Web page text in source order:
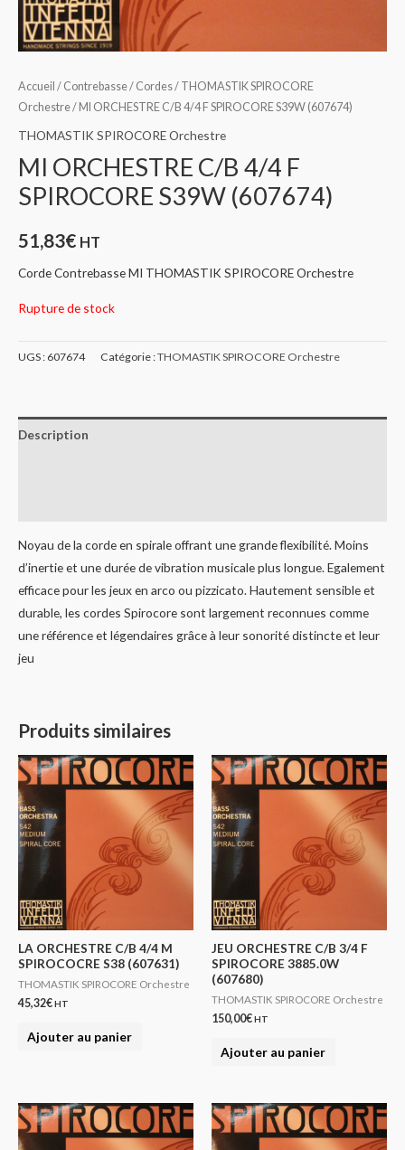
Accueil / Contrebasse/ Cordes/ THOMASTIK SPIROCORE
Orchestre/ MI ORCHESTRE C/B 4/4 F SPIROCORE S39W (607674)
THOMASTIK SPIROCORE Orchestre
MI ORCHESTRE C/B 4/4 F
SPIROCORE S39W (607674)
51,83€ HT
Corde Contrebasse MI THOMASTIK SPIROCORE Orchestre
Rupture de stock
UGS : 607674 Catégorie :THOMASTIK SPIROCORE Orchestre
Description
Noyau de la corde en spirale offrant une grande flexibilité. Moins
d’inertie et une durée de vibration musicale plus longue. Egalement
efficace pour les jeux en arco ou pizzicato. Hautement sensible et
durable, les cordes Spirocore sont largement reconnues comme
une référence et légendaires grâce à leur sonorité distincte et leur
jeu
Produits similaires
LA ORCHESTRE C/B 4/4 M
SPIROCOCRE S38 (607631)
THOMASTIK SPIROCORE Orchestre
45,32€HT
Ajouter au panier
JEU ORCHESTRE C/B 3/4 F
SPIROCORE 3885.0W
(607680)
THOMASTIK SPIROCORE Orchestre
150,00€HT
Ajouter au panier